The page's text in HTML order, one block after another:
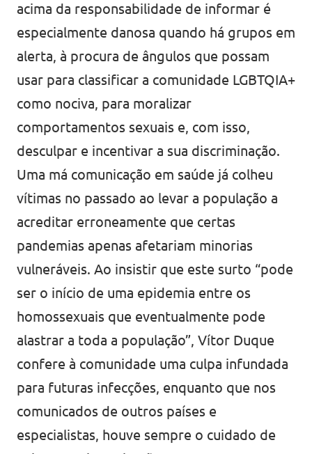
acima da responsabilidade de informar é
especialmente danosa quando há grupos em
alerta, à procura de ângulos que possam
usar para classificar a comunidade LGBTQIA+
como nociva, para moralizar
comportamentos sexuais e, com isso,
desculpar e incentivar a sua discriminação.
Uma má comunicação em saúde já colheu
vítimas no passado ao levar a população a
acreditar erroneamente que certas
pandemias apenas afetariam minorias
vulneráveis. Ao insistir que este surto “pode
ser o início de uma epidemia entre os
homossexuais que eventualmente pode
alastrar a toda a população”, Vítor Duque
confere à comunidade uma culpa infundada
para futuras infecções, enquanto que nos
comunicados de outros países e
especialistas, houve sempre o cuidado de